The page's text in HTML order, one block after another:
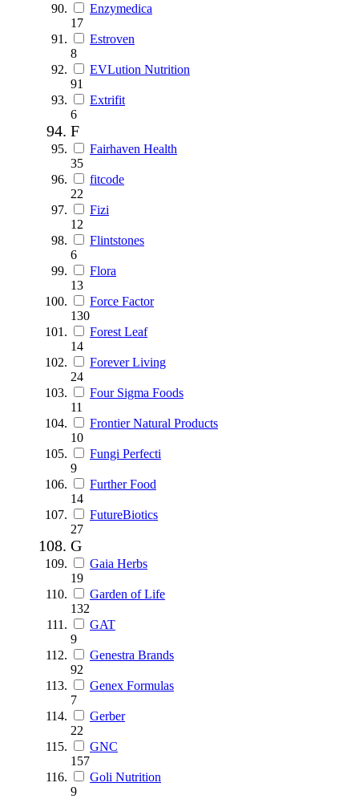
Enzymedica
17
Estroven
8
EVLution Nutrition
91
Extrifit
6
F
Fairhaven Health
35
fitcode
22
Fizi
12
Flintstones
6
Flora
13
Force Factor
130
Forest Leaf
14
Forever Living
24
Four Sigma Foods
11
Frontier Natural Products
10
Fungi Perfecti
9
Further Food
14
FutureBiotics
27
G
Gaia Herbs
19
Garden of Life
132
GAT
9
Genestra Brands
92
Genex Formulas
7
Gerber
22
GNC
157
Goli Nutrition
9